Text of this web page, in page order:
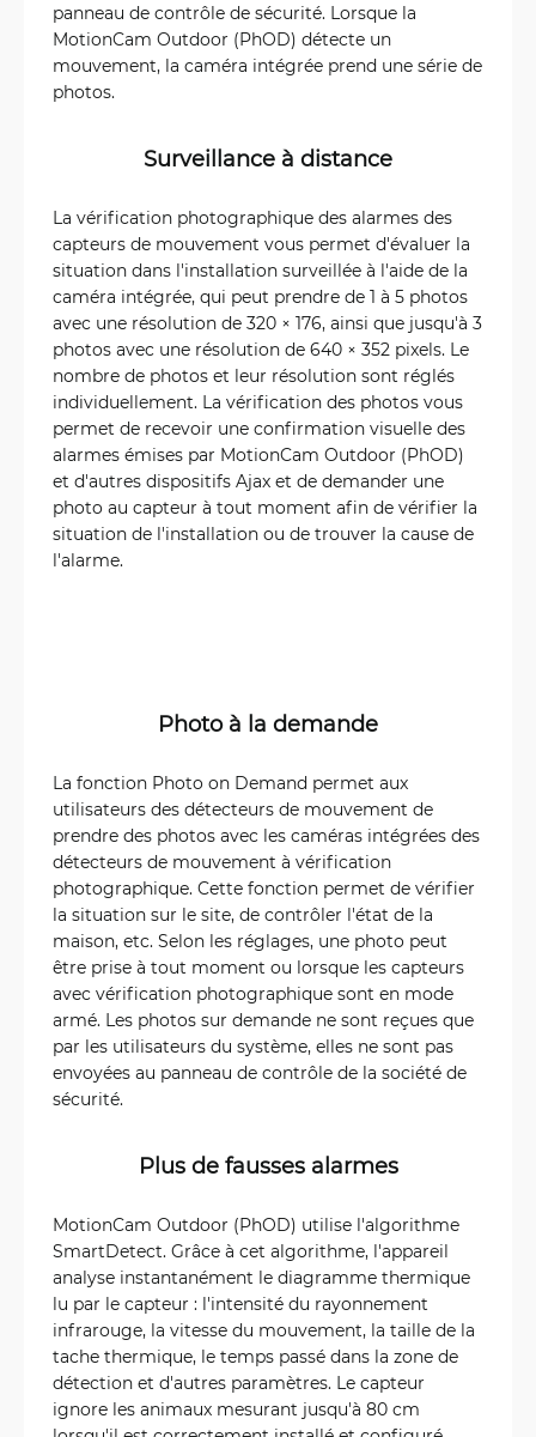
panneau de contrôle de sécurité. Lorsque la
MotionCam Outdoor (PhOD) détecte un
mouvement, la caméra intégrée prend une série de
photos.
Surveillance à distance
La vérification photographique des alarmes des
capteurs de mouvement vous permet d'évaluer la
situation dans l'installation surveillée à l'aide de la
caméra intégrée, qui peut prendre de 1 à 5 photos
avec une résolution de 320 × 176, ainsi que jusqu'à 3
photos avec une résolution de 640 × 352 pixels. Le
nombre de photos et leur résolution sont réglés
individuellement. La vérification des photos vous
permet de recevoir une confirmation visuelle des
alarmes émises par MotionCam Outdoor (PhOD)
et d'autres dispositifs Ajax et de demander une
photo au capteur à tout moment afin de vérifier la
situation de l'installation ou de trouver la cause de
l'alarme.
Photo à la demande
La fonction Photo on Demand permet aux
utilisateurs des détecteurs de mouvement de
prendre des photos avec les caméras intégrées des
détecteurs de mouvement à vérification
photographique. Cette fonction permet de vérifier
la situation sur le site, de contrôler l'état de la
maison, etc. Selon les réglages, une photo peut
être prise à tout moment ou lorsque les capteurs
avec vérification photographique sont en mode
armé. Les photos sur demande ne sont reçues que
par les utilisateurs du système, elles ne sont pas
envoyées au panneau de contrôle de la société de
sécurité.
Plus de fausses alarmes
MotionCam Outdoor (PhOD) utilise l'algorithme
SmartDetect. Grâce à cet algorithme, l'appareil
analyse instantanément le diagramme thermique
lu par le capteur : l'intensité du rayonnement
infrarouge, la vitesse du mouvement, la taille de la
tache thermique, le temps passé dans la zone de
détection et d'autres paramètres. Le capteur
ignore les animaux mesurant jusqu'à 80 cm